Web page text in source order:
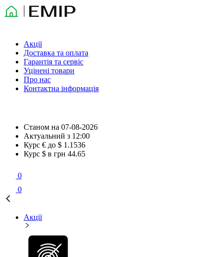
Акції
Доставка та оплата
Гарантія та сервіс
Уцінені товари
Про нас
Контактна інформація
Станом на 07-08-2026
Актуальний з 12:00
Курс € до $ 1.1536
Курс $ в грн 44.65
0
0
Акції